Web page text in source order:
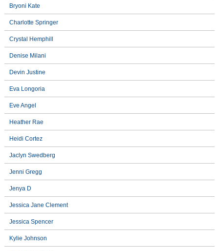
Bryoni Kate
Charlotte Springer
Crystal Hemphill
Denise Milani
Devin Justine
Eva Longoria
Eve Angel
Heather Rae
Heidi Cortez
Jaclyn Swedberg
Jenni Gregg
Jenya D
Jessica Jane Clement
Jessica Spencer
Kylie Johnson